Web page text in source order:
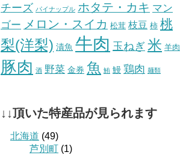
チーズ パイナップル ホタテ・カキ マン
ゴー メロン・スイカ 松茸 枝豆 柿 桃
梨(洋梨) 漬魚 牛肉 玉ねぎ 米 羊肉
豚肉 酒 野菜 金券 魚 鮪 鰻 鶏肉 麺類
↓↓頂いた特産品が見られます
北海道 (49)
芦別町 (1)